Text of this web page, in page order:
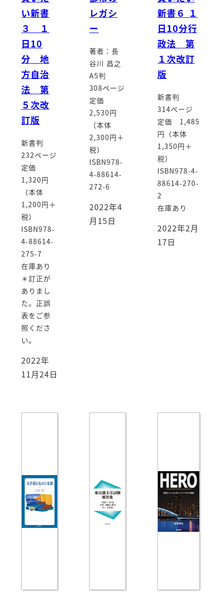
い新書
３ １
日10
分 地
方自治
法 第
５次改
訂版
新書判
232ページ
定価
1,320円
（本体
1,200円＋
税）
ISBN978-
4-88614-
275-7
在庫あり
＊訂正が
ありまし
た。正誤
表をご参
照くださ
い。
2022年
11月24日
レガシ
ー
著者：長
谷川 昌之
A5判
308ページ
定価
2,530円
（本体
2,300円＋
税）
ISBN978-
4-88614-
272-6
2022年4
月15日
新書６ １
日10分行
政法 第
１次改訂
版
新書判
314ページ
定価 1,485
円（本体
1,350円＋
税）
ISBN978-4-
88614-270-
2
在庫あり
2022年2月
17日